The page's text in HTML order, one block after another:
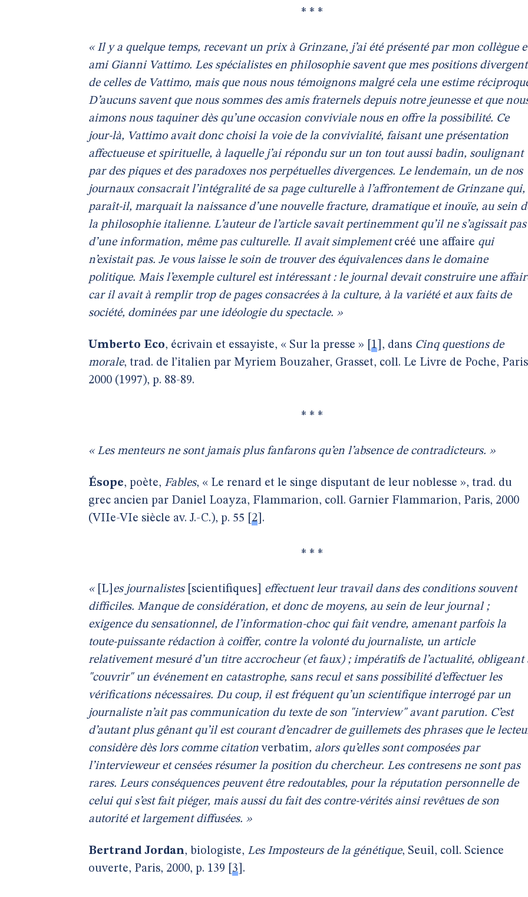
* * *
« Il y a quelque temps, recevant un prix à Grinzane, j’ai été présenté par mon collègue
ami Gianni Vattimo. Les spécialistes en philosophie savent que mes positions divergent
de celles de Vattimo, mais que nous nous témoignons malgré cela une estime
D’aucuns savent que nous sommes des amis fraternels depuis notre jeunesse et que
aimons nous taquiner dès qu’une occasion conviviale nous en offre la possibilité. Ce
jour-là, Vattimo avait donc choisi la voie de la convivialité, faisant une présentation
affectueuse et spirituelle, à laquelle j’ai répondu sur un ton tout aussi badin, soulignant
par des piques et des paradoxes nos perpétuelles divergences. Le lendemain, un de nos
journaux consacrait l’intégralité de sa page culturelle à l’affrontement de Grinzane qui,
paraît-il, marquait la naissance d’une nouvelle fracture, dramatique et inouïe, au sein
la philosophie italienne. L’auteur de l’article savait pertinemment qu’il ne s’agissait pas
d’une information, même pas culturelle. Il avait simplement créé une affaire qui
n’existait pas. Je vous laisse le soin de trouver des équivalences dans le domaine
politique. Mais l’exemple culturel est intéressant : le journal devait construire une
car il avait à remplir trop de pages consacrées à la culture, à la variété et aux faits de
société, dominées par une idéologie du spectacle. »
Umberto Eco, écrivain et essayiste, « Sur la presse » 1 , dans Cinq questions de
morale, trad. de l’italien par Myriem Bouzaher, Grasset, coll. Le Livre de Poche,
2000 (1997), p. 88-89.
* * *
« Les menteurs ne sont jamais plus fanfarons qu’en l’absence de contradicteurs. »
Ésope, poète, Fables, « Le renard et le singe disputant de leur noblesse », trad. du
grec ancien par Daniel Loayza, Flammarion, coll. Garnier Flammarion, Paris, 2000
(VIIe-VIe siècle av. J.-C.), p. 55
2 .
* * *
« [L] es journalistes [scientifiques]
effectuent leur travail dans des conditions souvent
difficiles. Manque de considération, et donc de moyens, au sein de leur journal ;
exigence du sensationnel, de l’information-choc qui fait vendre, amenant parfois la
toute-puissante rédaction à coiffer, contre la volonté du journaliste, un article
relativement mesuré d’un titre accrocheur (et faux) ; impératifs de l’actualité, obligeant
"couvrir" un événement en catastrophe, sans recul et sans possibilité d’effectuer les
vérifications nécessaires. Du coup, il est fréquent qu’un scientifique interrogé par un
journaliste n’ait pas communication du texte de son "interview" avant parution. C’est
d’autant plus gênant qu’il est courant d’encadrer de guillemets des phrases que le
considère dès lors comme citation verbatim, alors qu’elles sont composées par
l’intervieweur et censées résumer la position du chercheur. Les contresens ne sont pas
rares. Leurs conséquences peuvent être redoutables, pour la réputation personnelle de
celui qui s’est fait piéger, mais aussi du fait des contre-vérités ainsi revêtues de son
autorité et largement diffusées. »
Bertrand Jordan, biologiste, Les Imposteurs de la génétique, Seuil, coll. Science
ouverte, Paris, 2000, p. 139
3 .